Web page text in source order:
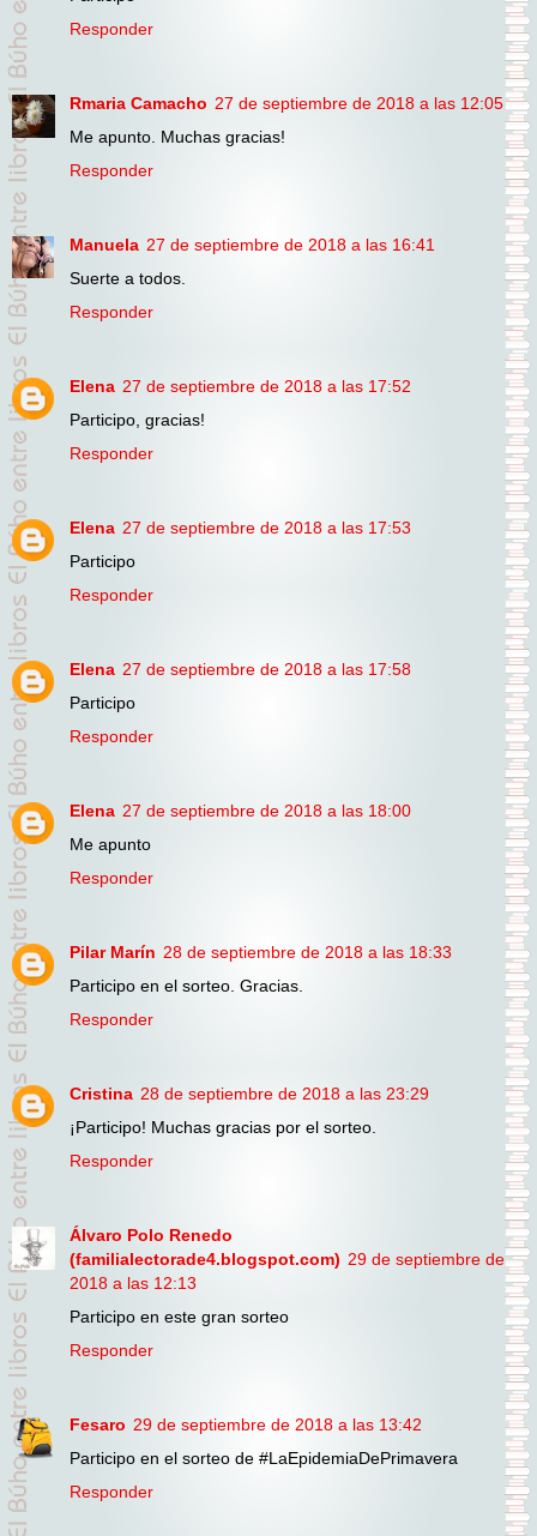
Responder
Rmaria Camacho 27 de septiembre de 2018 a las 12:05
Me apunto. Muchas gracias!
Responder
Manuela 27 de septiembre de 2018 a las 16:41
Suerte a todos.
Responder
Elena 27 de septiembre de 2018 a las 17:52
Participo, gracias!
Responder
Elena 27 de septiembre de 2018 a las 17:53
Participo
Responder
Elena 27 de septiembre de 2018 a las 17:58
Participo
Responder
Elena 27 de septiembre de 2018 a las 18:00
Me apunto
Responder
Pilar Marín 28 de septiembre de 2018 a las 18:33
Participo en el sorteo. Gracias.
Responder
Cristina 28 de septiembre de 2018 a las 23:29
¡Participo! Muchas gracias por el sorteo.
Responder
Álvaro Polo Renedo
(familialectorade4.blogspot.com) 29 de septiembre de
2018 a las 12:13
Participo en este gran sorteo
Responder
Fesaro 29 de septiembre de 2018 a las 13:42
Participo en el sorteo de #LaEpidemiaDePrimavera
Responder